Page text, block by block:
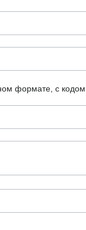
формате, с кодом